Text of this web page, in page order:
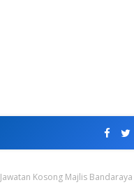
Jawatan Kosong Majlis Bandaraya